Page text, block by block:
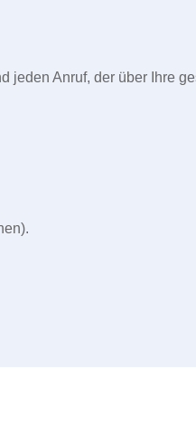
jeden Anruf, der über Ihre